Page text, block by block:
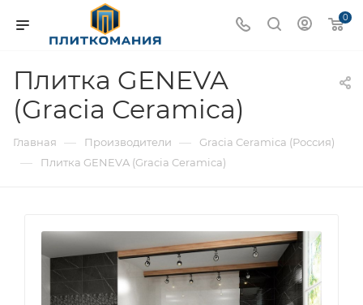
0
Плитка GENEVA
(Gracia Ceramica)
Главная — Производители — Gracia Ceramica (Россия)
— Плитка GENEVA (Gracia Ceramica)